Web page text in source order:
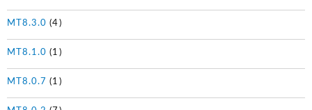
MT8.3.0 (4)
MT8.1.0 (1)
MT8.0.7 (1)